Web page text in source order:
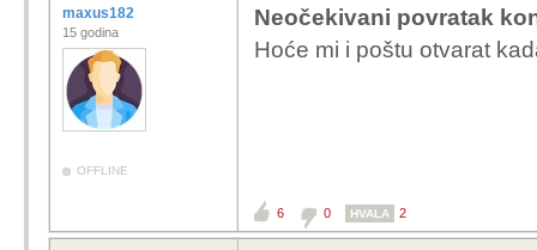
maxus182
15 godina
OFFLINE
Neočekivani povratak
Hoće mi i poštu otvarat
6 0 HVALA 2